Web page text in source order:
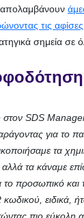
απολαμβάνουν
τις
σημεία σε
SDS
για το
τα
τα κάναμε
προσωπικό και
ειδικά,